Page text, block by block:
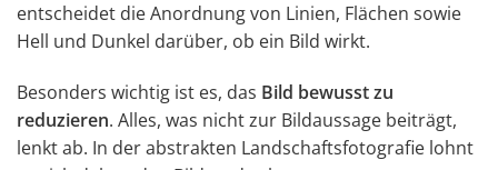
entscheidet die Anordnung von Linien, Flächen sowie
Hell und Dunkel darüber, ob ein Bild wirkt.
Besonders wichtig ist es, das Bild bewusst zu
reduzieren. Alles, was nicht zur Bildaussage beiträgt,
lenkt ab. In der abstrakten Landschaftsfotografie lohnt